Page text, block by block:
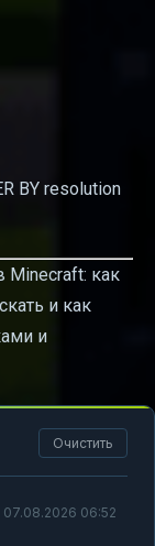
BY resolution
Minecraft: как
и как
и
Очистить
07.08.2026 06:52